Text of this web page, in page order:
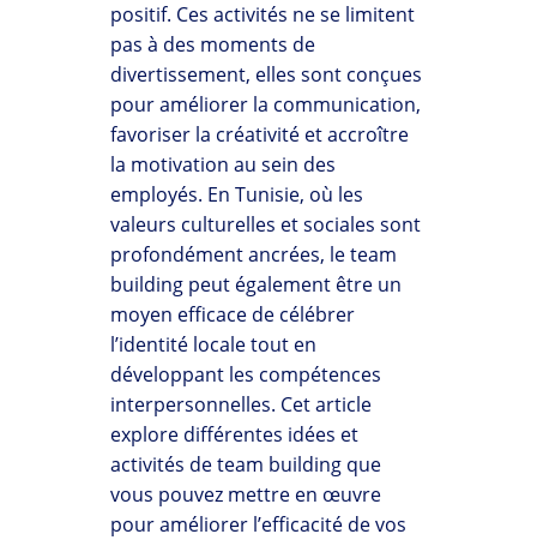
positif. Ces activités ne se limitent
pas à des moments de
divertissement, elles sont conçues
pour améliorer la communication,
favoriser la créativité et accroître
la motivation au sein des
employés. En Tunisie, où les
valeurs culturelles et sociales sont
profondément ancrées, le team
building peut également être un
moyen efficace de célébrer
l’identité locale tout en
développant les compétences
interpersonnelles. Cet article
explore différentes idées et
activités de team building que
vous pouvez mettre en œuvre
pour améliorer l’efficacité de vos